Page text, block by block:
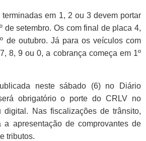
em 1, 2 ou 3 devem portar
de setembro. Os com final de placa 4,
de outubro. Já para os veículos com
8, 9 ou 0, a cobrança começa em 1º
neste sábado (6) no Diário
obrigatório o porte do CRLV no
digital . Nas fiscalizações de trânsito,
a apresentação de comprovantes de
tributos.